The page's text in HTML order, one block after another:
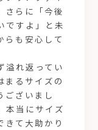
さらに「今後
ですよ」と未
らも安心して
溢れ返ってい
まるサイズの
ございまし
本当にサイズ
きて大助かり